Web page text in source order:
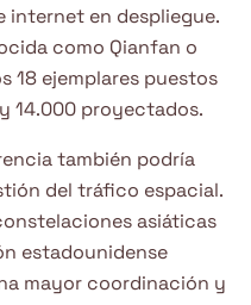
internet en despliegue.
como Qianfan o
18 ejemplares puestos
14.000 proyectados.
también podría
del tráfico espacial.
asiáticas
estadounidense
mayor coordinación y